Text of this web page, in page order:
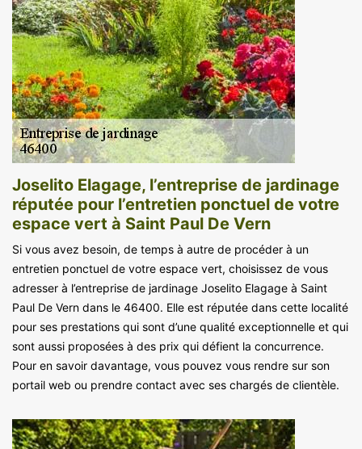
Joselito Elagage, l’entreprise de jardinage
réputée pour l’entretien ponctuel de votre
espace vert à Saint Paul De Vern
Si vous avez besoin, de temps à autre de procéder à un
entretien ponctuel de votre espace vert, choisissez de vous
adresser à l’entreprise de jardinage Joselito Elagage à Saint
Paul De Vern dans le 46400. Elle est réputée dans cette localité
pour ses prestations qui sont d’une qualité exceptionnelle et qui
sont aussi proposées à des prix qui défient la concurrence.
Pour en savoir davantage, vous pouvez vous rendre sur son
portail web ou prendre contact avec ses chargés de clientèle.